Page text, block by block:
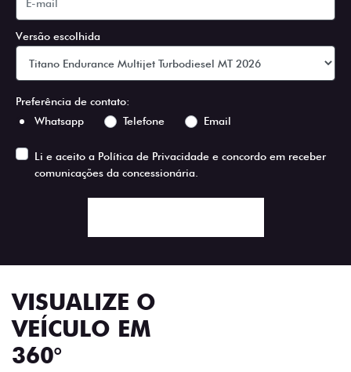
Versão escolhida
Preferência de contato:
Whatsapp
Telefone Email
Li e aceito a Política de Privacidade e concordo em receber
comunicações da concessionária.
VISUALIZE O
VEÍCULO EM
360°